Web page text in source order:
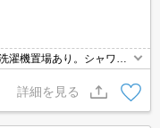
濯機置場あり。シャワー
学へ950m。産業医科大
いていません。
詳細を見る